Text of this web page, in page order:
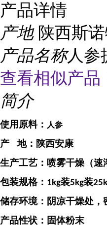
产品详情
产地 陕西斯
产品名称人参
查看相似产
简介
使用原料： 人参
产 地： 陕西安康
生产工艺：喷雾干燥（速
包装规格： 1kg装5kg装
储存环境：阴凉干燥处，
产品性状：固体粉末